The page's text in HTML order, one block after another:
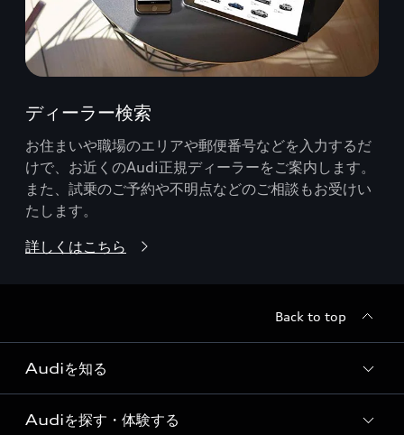
ディーラー検索
お住まいや職場のエリアや郵便番号などを入力するだ
けで、お近くのAudi正規ディーラーをご案内します。
また、試乗のご予約や不明点などのご相談もお受けい
たします。
詳しくはこちら
Back to top
Audiを知る
Audi ブランド
Audiを探す・体験する